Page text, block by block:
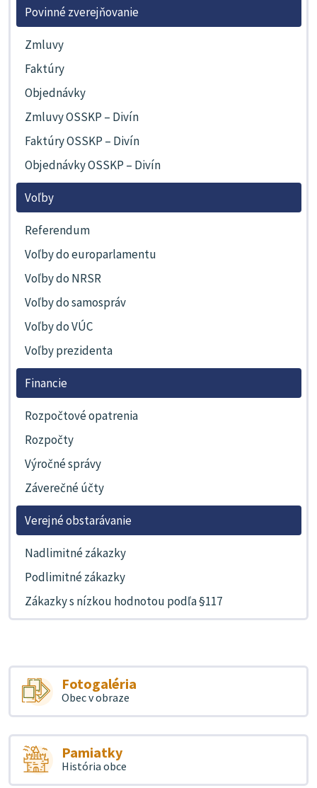
Povinné zverejňovanie
Zmluvy
Faktúry
Objednávky
Zmluvy OSSKP – Divín
Faktúry OSSKP – Divín
Objednávky OSSKP – Divín
Voľby
Referendum
Voľby do europarlamentu
Voľby do NRSR
Voľby do samospráv
Voľby do VÚC
Voľby prezidenta
Financie
Rozpočtové opatrenia
Rozpočty
Výročné správy
Záverečné účty
Verejné obstarávanie
Nadlimitné zákazky
Podlimitné zákazky
Zákazky s nízkou hodnotou podľa §117
Fotogaléria
Obec v obraze
Pamiatky
História obce